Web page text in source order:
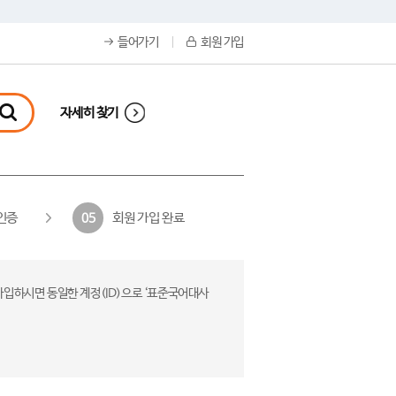
들어가기 회원 가입
자세히 찾기
증 05 회원 가입 완료
하시면 동일한 계정(ID)으로 ‘표준국어대사